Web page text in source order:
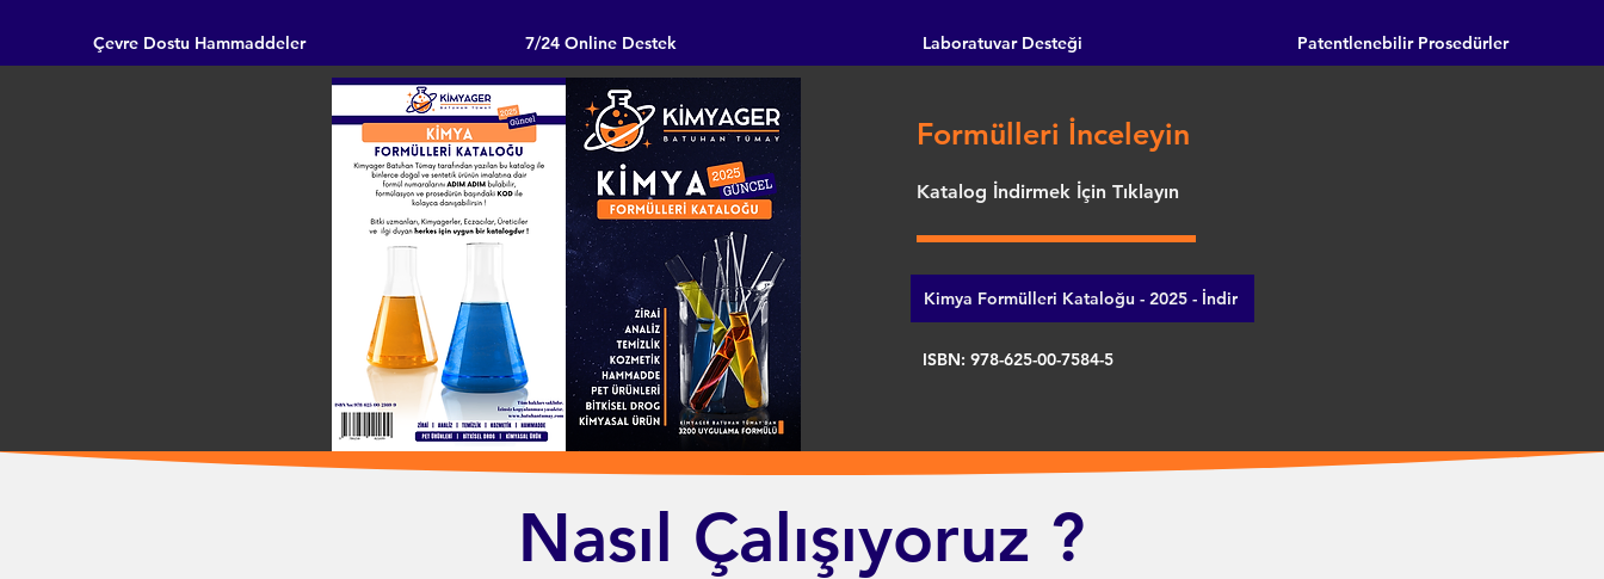
Çevre Dostu Hammaddeler 7/24 Online Destek Laboratuvar Desteği Patentlenebilir Prosedürler
Formülleri İnceleyin
Katalog İndirmek İçin Tıklayın
Kimya Formülleri Kataloğu - 2025 - İndir
ISBN: 978-625-00-7584-5
Nasıl Çalışıyoruz ?